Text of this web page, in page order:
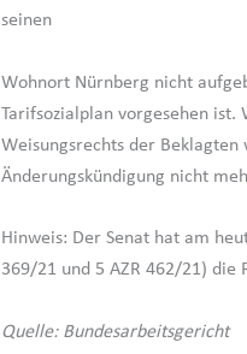
seinen
Wohnort Nürnberg nicht
Tarifsozialplan vorgesehen ist.
Weisungsrechts der
Änderungskündigung nicht
Hinweis: Der Senat hat am
369/21 und 5 AZR 462/21) die
Quelle: Bundesarbeitsgericht